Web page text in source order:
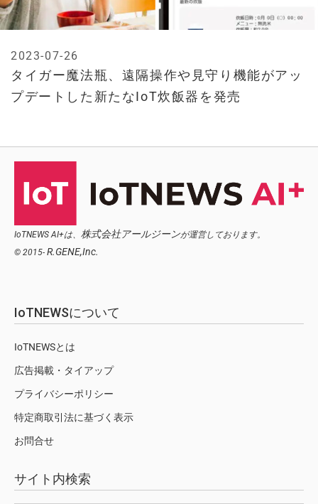
タイガー魔法瓶、遠隔操作や見守り機能がアッ
プデートした新たなIoT炊飯器を発売
2023-07-26
IoTNEWS AI+は、 株式会社アールジーンが運営しております。
© 2015- R.GENE,Inc.
IoTNEWSについて
IoTNEWSとは
広告掲載・タイアップ
プライバシーポリシー
特定商取引法に基づく表示
お問合せ
サイト内検索